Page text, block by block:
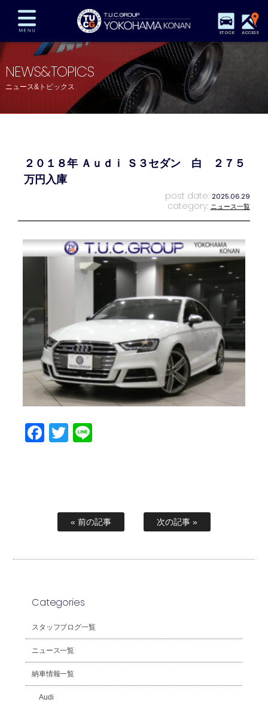
STOCK ACCESS
在庫車両情報 保証&サービス パーツリスト
TUCとは？ 店舗情報 アクセスマップ
全国納車 特別作業 注文販売
プライバシーポリシー
NEWS&TOPICS
ニュース&トピックス
２０１８年 Ａｕｄｉ Ｓ３セダン 白 ２７５
万円入庫
post date: 2025.06.29
category: ニュース一覧
Facebook
Twitter
« 前の記事 次の記事 »
Categories
スタッフブログ一覧
ニュース一覧
納車情報一覧
Audi